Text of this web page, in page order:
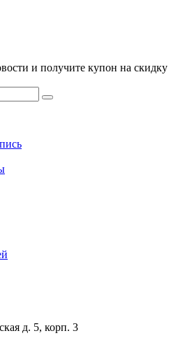
и получите купон на скидку
д. 5, корп. 3